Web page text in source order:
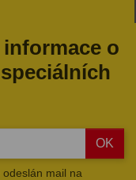
o
OK
odeslán mail na